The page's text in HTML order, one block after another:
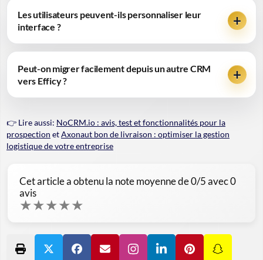
Les utilisateurs peuvent-ils personnaliser leur
interface ?
Peut-on migrer facilement depuis un autre CRM
vers Efficy ?
👉 Lire aussi: NoCRM.io : avis, test et fonctionnalités pour la
prospection etAxonaut bon de livraison : optimiser la gestion
logistique de votre entreprise
Cet article a obtenu la note moyenne de0/5 avec0
avis
★★★★★